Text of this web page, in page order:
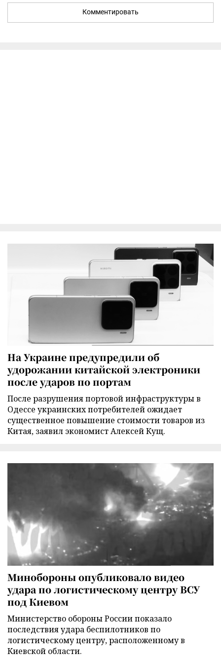
Комментировать
На Украине предупредили об
удорожании китайской электроники
после ударов по портам
После разрушения портовой инфраструктуры в
Одессе украинских потребителей ожидает
существенное повышение стоимости товаров из
Китая, заявил экономист Алексей Кущ.
Минобороны опубликовало видео
удара по логистическому центру ВСУ
под Киевом
Министерство обороны России показало
последствия удара беспилотников по
логистическому центру, расположенному в
Киевской области.